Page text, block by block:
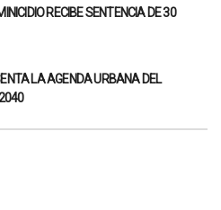
RECIBE SENTENCIA DE 30
LA AGENDA URBANA DEL